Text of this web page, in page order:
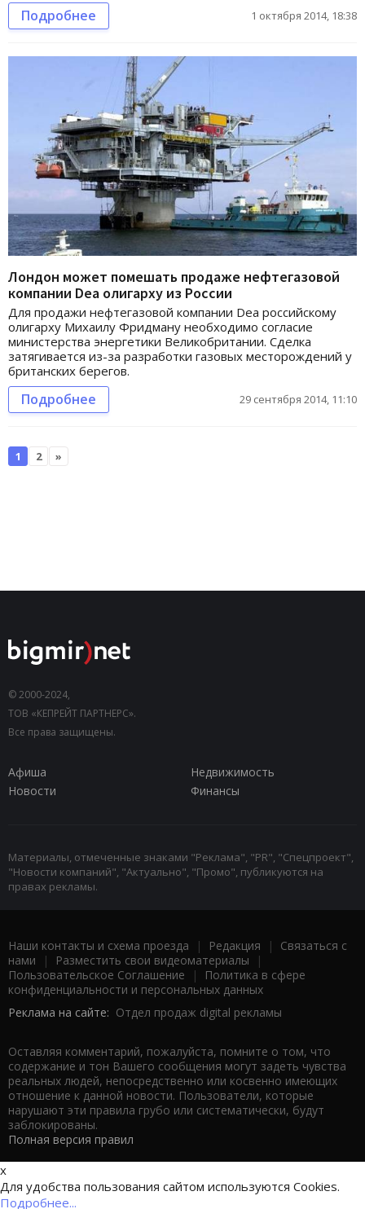
Подробнее 1 октября 2014, 18:38
Лондон может помешать продаже нефтегазовой
компании Dea олигарху из России
Для продажи нефтегазовой компании Dea российскому
олигарху Михаилу Фридману необходимо согласие
министерства энергетики Великобритании. Сделка
затягивается из-за разработки газовых месторождений у
британских берегов.
Подробнее 29 сентября 2014, 11:10
1 2 »
© 2000-2024,
ТОВ «КЕПРЕЙТ ПАРТНЕРС».
Все права защищены.
Афиша
Недвижимость
Новости
Финансы
Материалы, отмеченные знаками "Реклама", "PR", "Спецпроект",
"Новости компаний", "Актуально", "Промо", публикуются на
правах рекламы.
Наши контакты и схема проезда | Редакция | Связаться с
нами | Разместить свои видеоматериалы |
Пользовательское Соглашение |
Политика в сфере
конфиденциальности и персональных данных
Реклама на сайте: Отдел продаж digital рекламы
Оставляя комментарий, пожалуйста, помните о том, что
содержание и тон Вашего сообщения могут задеть чувства
реальных людей, непосредственно или косвенно имеющих
отношение к данной новости. Пользователи, которые
нарушают эти правила грубо или систематически, будут
заблокированы.
Полная версия правил
x
Для удобства пользования сайтом используются Cookies.
Подробнее...